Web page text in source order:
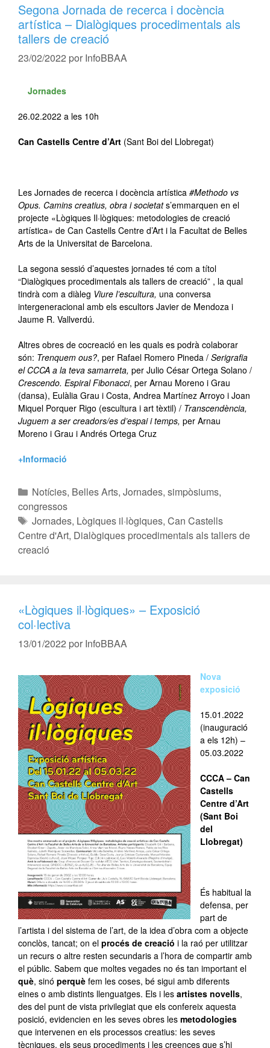
Segona Jornada de recerca i docència
artística – Dialògiques procedimentals als
tallers de creació
23/02/2022 por InfoBBAA
Jornades
26.02.2022 a les 10h
Can Castells Centre d’Art (Sant Boi del Llobregat)
Les Jornades de recerca i docència artística #Methodo vs
Opus. Camins creatius, obra i societats’emmarquen en el
projecte «Lògiques Il·lògiques: metodologies de creació
artística» de Can Castells Centre d’Art i la Facultat de Belles
Arts de la Universitat de Barcelona.
La segona sessió d’aquestes jornades té com a títol
“Dialògiques procedimentals als tallers de creació” , la qual
tindrà com a diàleg Viure l’escultura, una conversa
intergeneracional amb els escultors Javier de Mendoza i
Jaume R. Vallverdú.
Altres obres de cocreació en les quals es podrà colaborar
són: Trenquem ous?, per Rafael Romero Pineda / Serigrafia
el CCCA a la teva samarreta, per Julio César Ortega Solano /
Crescendo. Espiral Fibonacci, per Arnau Moreno i Grau
(dansa), Eulàlia Grau i Costa, Andrea Martínez Arroyo i Joan
Miquel Porquer Rigo (escultura i art tèxtil) / Transcendència,
Juguem a ser creadors/es d’espai i temps, per Arnau
Moreno i Grau i Andrés Ortega Cruz
+Informació
Notícies, Belles Arts, Jornades, simpòsiums,
congressos
Jornades, Lògiques il·lògiques, Can Castells
Centre d'Art, Dialògiques procedimentals als tallers de
creació
«Lògiques il·lògiques» – Exposició
col·lectiva
13/01/2022 por InfoBBAA
Nova
exposició
15.01.2022
(inauguració
a els 12h) –
05.03.2022
CCCA – Can
Castells
Centre d’Art
(Sant Boi
del
Llobregat)
És habitual la
defensa, per
part de
l’artista i del sistema de l’art, de la idea d’obra com a objecte
conclòs, tancat; on el procés de creació i la raó per utilitzar
un recurs o altre resten secundaris a l’hora de compartir amb
el públic. Sabem que moltes vegades no és tan important el
què, sinó perquè fem les coses, bé sigui amb diferents
eines o amb distints llenguatges. Els i les artistes novells,
des del punt de vista privilegiat que els confereix aquesta
posició, evidencien en les seves obres les metodologies
que intervenen en els processos creatius: les seves
tècniques, els seus procediments i les creences que s’hi